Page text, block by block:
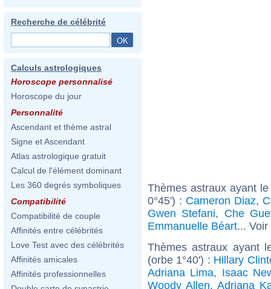
Recherche de célébrité
Calculs astrologiques
Horoscope personnalisé
Horoscope du jour
Personnalité
Ascendant et thème astral
Signe et Ascendant
Atlas astrologique gratuit
Calcul de l'élément dominant
Les 360 degrés symboliques
Compatibilité
Compatibilité de couple
Affinités entre célébrités
Love Test avec des célébrités
Affinités amicales
Affinités professionnelles
Thèmes astraux ayant
0°45') : Cameron Diaz,
Gwen Stefani, Che
Emmanuelle Béart...
Thèmes astraux ayant
(orbe 1°40') : Hillary
Adriana Lima, Isaac
Woody Allen, Adriana